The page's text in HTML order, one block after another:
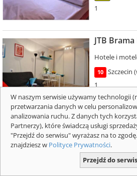
1
JTB
Hotele i
10
Szczecin
1
Hotel
Hotele i motele
115
W naszym serwisie używamy technologii
przetwarzania danych w celu
analizowania ruchu. Z danych tych
Partnerzy), które świadczą usługi
"Przejdź do serwisu" wyrażasz na to
znajdziesz w Polityce Prywatności.
Przejdź do